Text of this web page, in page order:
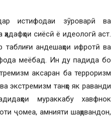
истифодаи зӯроварӣ ва
сиёсӣ ё идеологӣ аст.
андешаҳои ифротӣ ва
меёбад. Ин ду падида бо
аксаран ба терроризм
экстремизм танҳо як раванди
мураккабу хавфнок
ҷомеа, амнияти шаҳрвандон,